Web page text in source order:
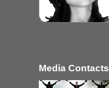
Media Contacts